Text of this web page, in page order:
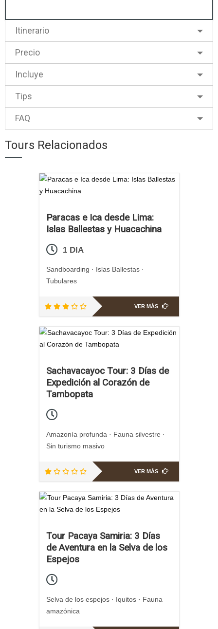
Itinerario
Precio
Incluye
Tips
FAQ
Tours Relacionados
Paracas e Ica desde Lima:
Islas Ballestas y Huacachina
1 DIA
Sandboarding · Islas Ballestas ·
Tubulares
VER MÁS
Sachavacayoc Tour: 3 Días de
Expedición al Corazón de
Tambopata
Amazonía profunda · Fauna silvestre ·
Sin turismo masivo
VER MÁS
Tour Pacaya Samiria: 3 Días
de Aventura en la Selva de los
Espejos
Selva de los espejos · Iquitos · Fauna
amazónica